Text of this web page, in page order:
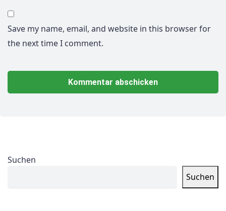
Save my name, email, and website in this browser for
the next time I comment.
Suchen
Suchen